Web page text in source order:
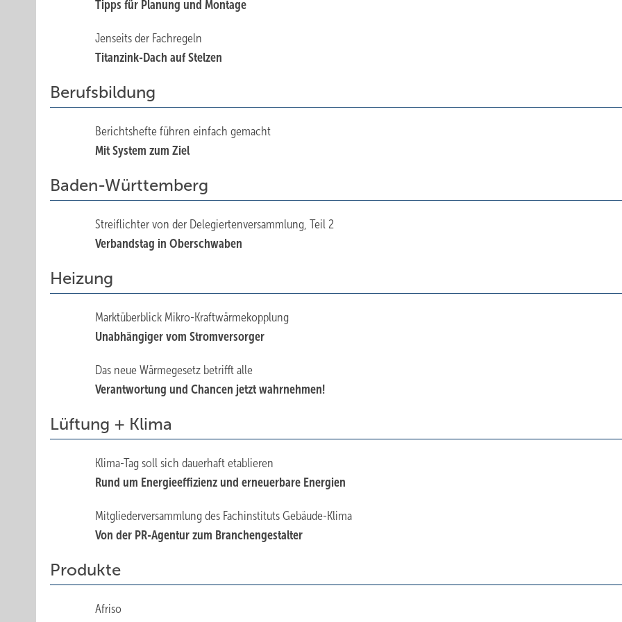
Tipps für Planung und Montage
Jenseits der Fachregeln
Titanzink-Dach auf Stelzen
Berufsbildung
Berichtshefte führen einfach gemacht
Mit System zum Ziel
Baden-Württemberg
Streiflichter von der Delegiertenversammlung, Teil 2
Verbandstag in Oberschwaben
Heizung
Marktüberblick Mikro-Kraftwärmekopplung
Unabhängiger vom Stromversorger
Das neue Wärmegesetz betrifft alle
Verantwortung und Chancen jetzt wahrnehmen!
Lüftung + Klima
Klima-Tag soll sich dauerhaft etablieren
Rund um Energieeffizienz und erneuerbare Energien
Mitgliederversammlung des Fachinstituts Gebäude-Klima
Von der PR-Agentur zum Branchengestalter
Produkte
Afriso